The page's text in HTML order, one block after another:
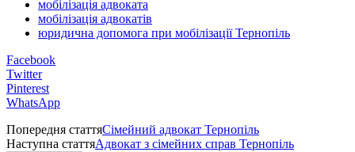
мобілізація адвоката
мобілізація адвокатів
юридична допомога при мобілізації Тернопіль
Facebook
Twitter
Pinterest
WhatsApp
Попередня статтяСімейний адвокат Тернопіль
Наступна статтяАдвокат з сімейних справ Тернопіль